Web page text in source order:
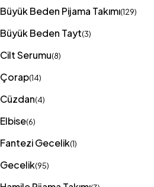
Büyük Beden Pijama Takımı(129)
Büyük Beden Tayt(3)
Cilt Serumu(8)
Çorap(14)
Cüzdan(4)
Elbise(6)
Fantezi Gecelik(1)
Gecelik(95)